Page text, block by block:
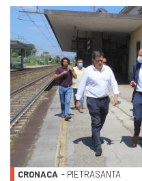
CRONACA - PIETRASANTA